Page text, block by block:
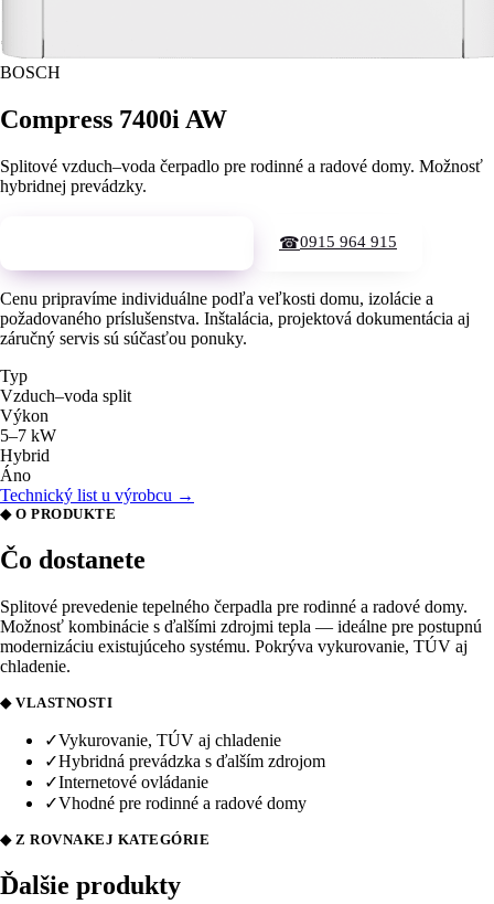
BOSCH
Compress 7400i AW
Splitové vzduch–voda čerpadlo pre rodinné a radové domy. Možnosť
hybridnej prevádzky.
☎0915 964 915
Cenu pripravíme individuálne podľa veľkosti domu, izolácie a
požadovaného príslušenstva. Inštalácia, projektová dokumentácia aj
záručný servis sú súčasťou ponuky.
Typ
Vzduch–voda split
Výkon
5–7 kW
Hybrid
Áno
Technický list u výrobcu →
◆ O PRODUKTE
Čo dostanete
Splitové prevedenie tepelného čerpadla pre rodinné a radové domy.
Možnosť kombinácie s ďalšími zdrojmi tepla — ideálne pre postupnú
modernizáciu existujúceho systému. Pokrýva vykurovanie, TÚV aj
chladenie.
◆ VLASTNOSTI
✓Vykurovanie, TÚV aj chladenie
✓Hybridná prevádzka s ďalším zdrojom
✓Internetové ovládanie
✓Vhodné pre rodinné a radové domy
◆ Z ROVNAKEJ KATEGÓRIE
Ďalšie produkty